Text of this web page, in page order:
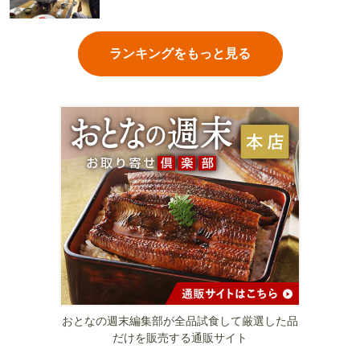
ランキングをもっと見る
おとなの週末編集部が全品試食して厳選した品
だけを販売する通販サイト